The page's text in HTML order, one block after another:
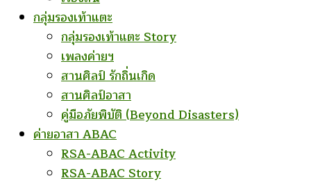
กลุ่มรองเท้าแตะ
กลุ่มรองเท้าแตะ Story
เพลงค่ายฯ
สานศิลป์ รักถิ่นเกิด
สานศิลป์อาสา
คู่มือภัยพิบัติ (Beyond Disasters)
ค่ายอาสา ABAC
RSA-ABAC Activity
RSA-ABAC Story